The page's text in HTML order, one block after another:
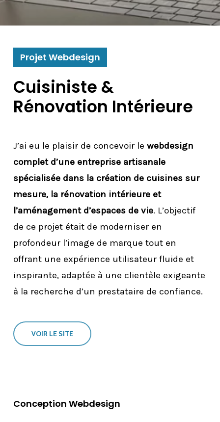
Projet Webdesign
Cuisiniste &
Rénovation Intérieure
J’ai eu le plaisir de concevoir le webdesign
complet d’une entreprise artisanale
spécialisée dans la création de cuisines sur
mesure, la rénovation intérieure et
l’aménagement d’espaces de vie. L’objectif
de ce projet était de moderniser en
profondeur l’image de marque tout en
offrant une expérience utilisateur fluide et
inspirante, adaptée à une clientèle exigeante
à la recherche d’un prestataire de confiance.
VOIR LE SITE
Conception Webdesign